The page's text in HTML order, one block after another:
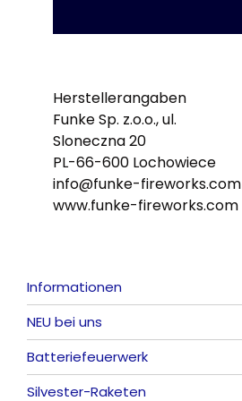
Herstellerangaben
Funke Sp. z.o.o., ul.
Sloneczna 20
PL-66-600 Lochowiece
info@funke-fireworks.com
www.funke-fireworks.com
Informationen
NEU bei uns
Alle anzeigen
Batteriefeuerwerk
Alle anzeigen
Silvester-Raketen